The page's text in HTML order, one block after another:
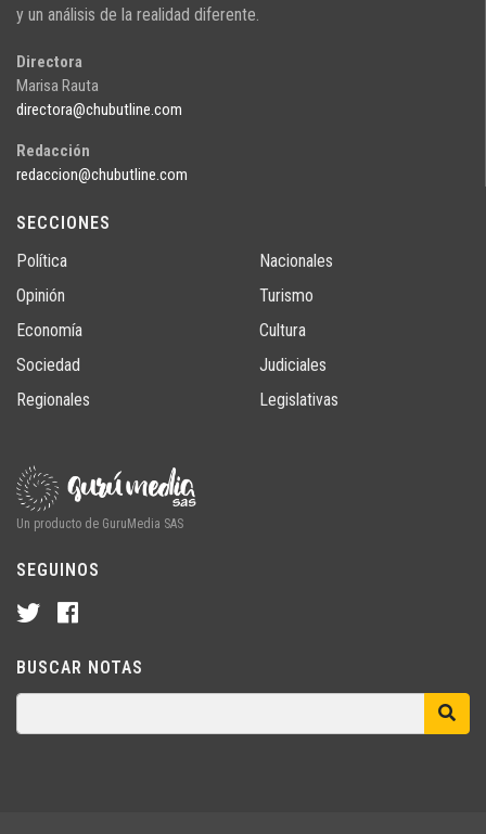
y un análisis de la realidad diferente.
Directora
Marisa Rauta
directora@chubutline.com
Redacción
redaccion@chubutline.com
SECCIONES
Política
Opinión
Economía
Sociedad
Regionales
Nacionales
Turismo
Cultura
Judiciales
Legislativas
Un producto de GuruMedia SAS
SEGUINOS
BUSCAR NOTAS